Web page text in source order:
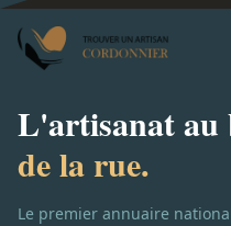
L'artisanat au
de la rue.
Le premier annuaire